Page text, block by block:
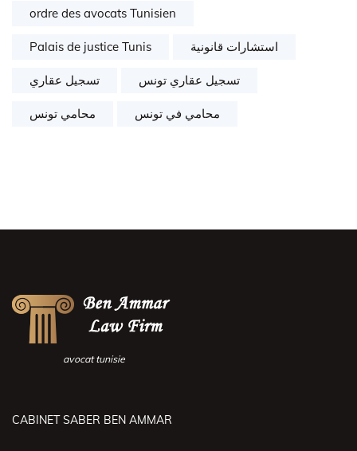
ordre des avocats Tunisien
Palais de justice Tunis استشارات قانونية
تسجيل عقاري تسجيل عقاري تونس
محامي تونس محامي في تونس
avocat tunisie
CABINET SABER BEN AMMAR